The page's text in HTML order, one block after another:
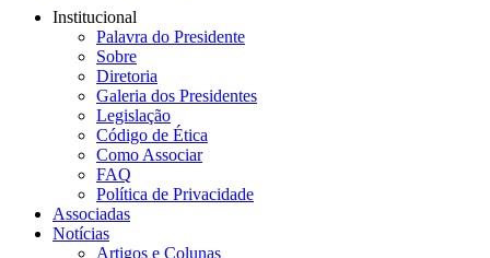
Institucional
Palavra do Presidente
Sobre
Diretoria
Galeria dos Presidentes
Legislação
Código de Ética
Como Associar
FAQ
Política de Privacidade
Associadas
Notícias
Artigos e Colunas